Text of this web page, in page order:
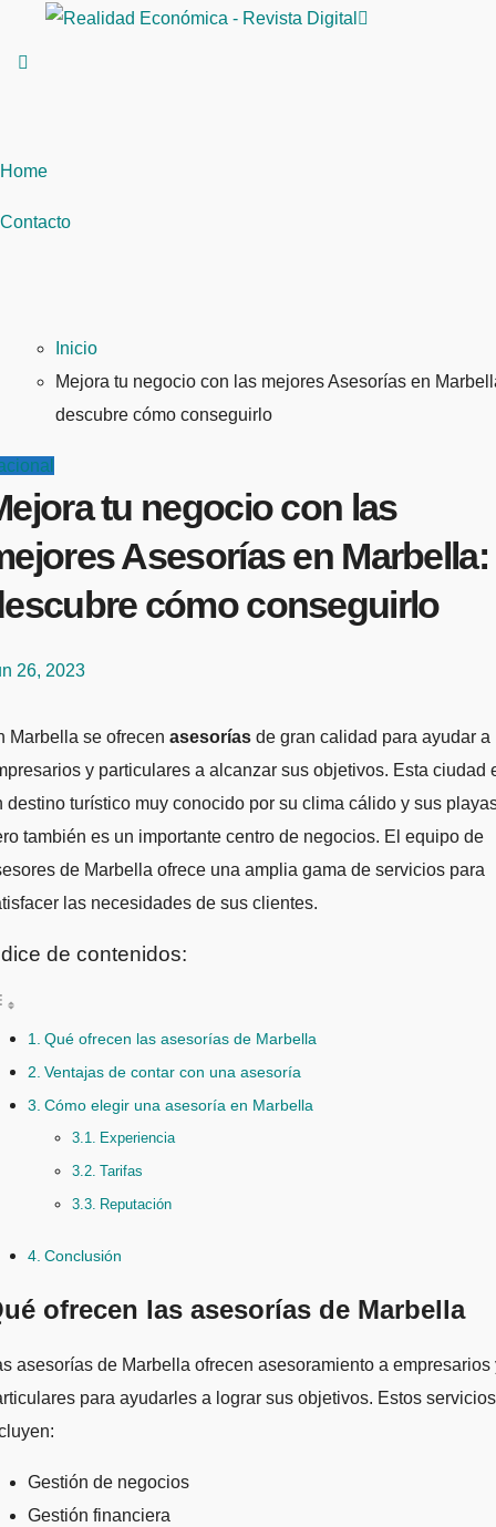
Home
Contacto
Inicio
Mejora tu negocio con las mejores Asesorías en
descubre cómo conseguirlo
tu negocio con las
Asesorías en Marbella:
cómo conseguirlo
26, 2023
Marbella se ofrecen asesorías de gran calidad para ayudar a
y particulares a alcanzar sus objetivos. Esta ciudad
destino turístico muy conocido por su clima cálido y sus
también es un importante centro de negocios. El equipo de
de Marbella ofrece una amplia gama de servicios para
las necesidades de sus clientes.
de contenidos:
Qué ofrecen las asesorías de Marbella
Ventajas de contar con una asesoría
Cómo elegir una asesoría en Marbella
Experiencia
Tarifas
Reputación
Conclusión
ofrecen las asesorías de Marbella
asesorías de Marbella ofrecen asesoramiento a empresarios
para ayudarles a lograr sus objetivos. Estos servicios
Gestión de negocios
Gestión financiera